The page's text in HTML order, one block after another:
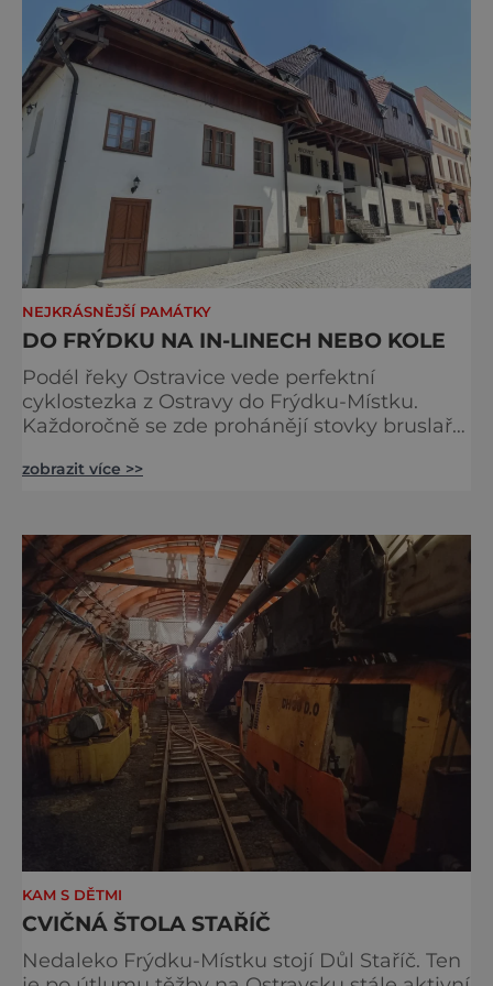
NEJKRÁSNĚJŠÍ PAMÁTKY
DO FRÝDKU NA IN-LINECH NEBO KOLE
Podél řeky Ostravice vede perfektní
cyklostezka z Ostravy do Frýdku-Místku.
Každoročně se zde prohánějí stovky bruslařů
koupání v řece. Když celou trasu zdoláte,
hlavní město Slezska, vznikl spojením dvou
obcí během 2. světové války, slezského
Frýdku a moravského Mís
zobrazit více >>
KAM S DĚTMI
CVIČNÁ ŠTOLA STAŘÍČ
Nedaleko Frýdku-Místku stojí Důl Staříč. Ten